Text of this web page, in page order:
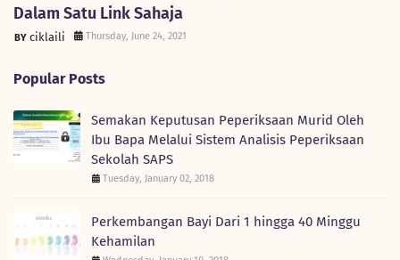
Dalam Satu Link Sahaja
ciklaili Thursday, June 24, 2021
Popular Posts
Semakan Keputusan Peperiksaan Murid Oleh
Ibu Bapa Melalui Sistem Analisis Peperiksaan
Sekolah SAPS
Tuesday, January 02, 2018
Perkembangan Bayi Dari 1 hingga 40 Minggu
Kehamilan